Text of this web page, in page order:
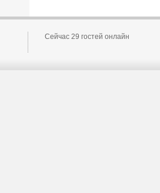
Сейчас 29 гостей онлайн